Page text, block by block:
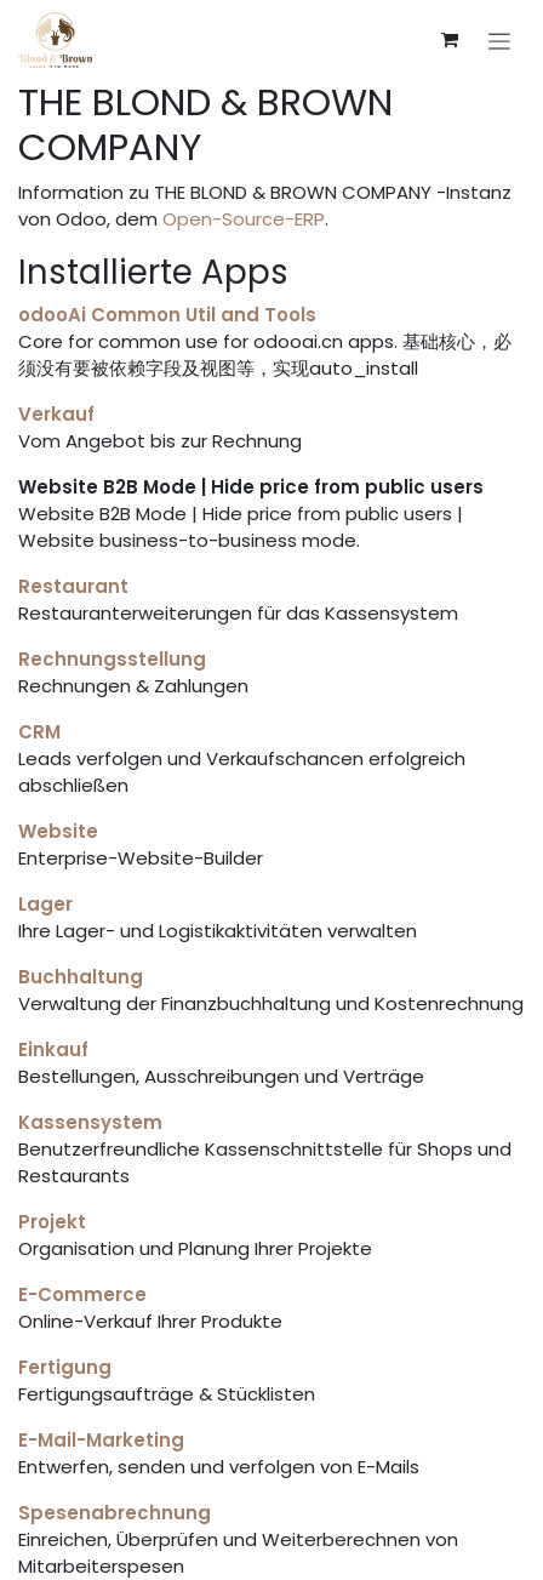
Zum Inhalt springen
THE BLOND & BROWN
COMPANY
Information zu THE BLOND & BROWN COMPANY -Instanz
von Odoo, dem Open-Source-ERP.
Installierte Apps
odooAi Common Util and Tools
Core for common use for odooai.cn apps. 基础核心，必
须没有要被依赖字段及视图等，实现auto_install
Verkauf
Vom Angebot bis zur Rechnung
Website B2B Mode | Hide price from public users
Website B2B Mode | Hide price from public users |
Website business-to-business mode.
Restaurant
Restauranterweiterungen für das Kassensystem
Rechnungsstellung
Rechnungen & Zahlungen
CRM
Leads verfolgen und Verkaufschancen erfolgreich
abschließen
Website
Enterprise-Website-Builder
Lager
Ihre Lager- und Logistikaktivitäten verwalten
Buchhaltung
Verwaltung der Finanzbuchhaltung und Kostenrechnung
Einkauf
Bestellungen, Ausschreibungen und Verträge
Kassensystem
Benutzerfreundliche Kassenschnittstelle für Shops und
Restaurants
Projekt
Organisation und Planung Ihrer Projekte
E-Commerce
Online-Verkauf Ihrer Produkte
Fertigung
Fertigungsaufträge & Stücklisten
E-Mail-Marketing
Entwerfen, senden und verfolgen von E-Mails
Spesenabrechnung
Einreichen, Überprüfen und Weiterberechnen von
Mitarbeiterspesen